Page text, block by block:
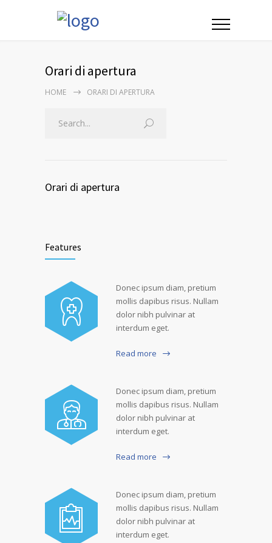
Orari di apertura
HOME ORARI DI APERTURA
Orari di apertura
Features
Donec ipsum diam, pretium
mollis dapibus risus. Nullam
dolor nibh pulvinar at
interdum eget.
Read more
Donec ipsum diam, pretium
mollis dapibus risus. Nullam
dolor nibh pulvinar at
interdum eget.
Read more
Donec ipsum diam, pretium
mollis dapibus risus. Nullam
dolor nibh pulvinar at
interdum eget.